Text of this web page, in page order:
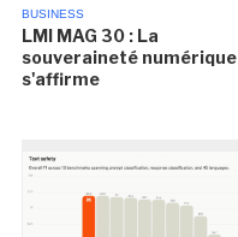
BUSINESS
LMI MAG 30 : La
souveraineté numérique
s'affirme